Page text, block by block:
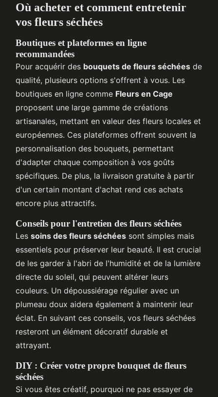
Où acheter et comment entretenir
vos fleurs séchées
Boutiques et plateformes en ligne
recommandées
Pour acquérir des bouquets de fleurs séchées de
qualité, plusieurs options s'offrent à vous. Les
boutiques en ligne comme Fleurs en Cage
proposent une large gamme de créations
artisanales, mettant en valeur des fleurs locales et
européennes. Ces plateformes offrent souvent la
personnalisation des bouquets, permettant
d'adapter chaque composition à vos goûts
spécifiques. De plus, la livraison gratuite à partir
d'un certain montant d'achat rend ces achats
encore plus attractifs.
Conseils pour l'entretien des fleurs séchées
Les soins des fleurs séchées sont simples mais
essentiels pour préserver leur beauté. Il est crucial
de les garder à l'abri de l'humidité et de la lumière
directe du soleil, qui peuvent altérer leurs
couleurs. Un dépoussiérage régulier avec un
plumeau doux aidera également à maintenir leur
éclat. En suivant ces conseils, vos fleurs séchées
resteront un élément décoratif durable et
attrayant.
DIY : Créer votre propre bouquet de fleurs
séchées
Si vous êtes créatif, pourquoi ne pas essayer de